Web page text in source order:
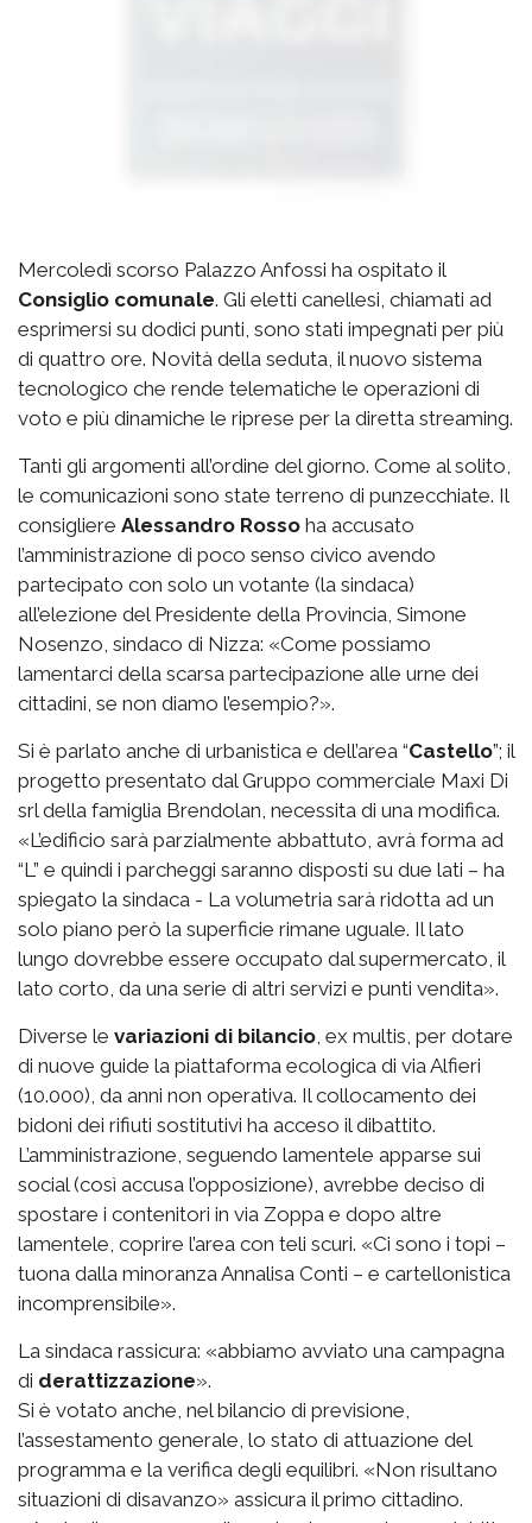
Mercoledì scorso Palazzo Anfossi ha ospitato il
Consiglio comunale. Gli eletti canellesi, chiamati ad
esprimersi su dodici punti, sono stati impegnati per più
di quattro ore. Novità della seduta, il nuovo sistema
tecnologico che rende telematiche le operazioni di
voto e più dinamiche le riprese per la diretta streaming.
Tanti gli argomenti all’ordine del giorno. Come al solito,
le comunicazioni sono state terreno di punzecchiate. Il
consigliere Alessandro Rosso ha accusato
l’amministrazione di poco senso civico avendo
partecipato con solo un votante (la sindaca)
all’elezione del Presidente della Provincia, Simone
Nosenzo, sindaco di Nizza: «Come possiamo
lamentarci della scarsa partecipazione alle urne dei
cittadini, se non diamo l’esempio?».
Si è parlato anche di urbanistica e dell’area “Castello”; il
progetto presentato dal Gruppo commerciale Maxi Di
srl della famiglia Brendolan, necessita di una modifica.
«L’edificio sarà parzialmente abbattuto, avrà forma ad
“L” e quindi i parcheggi saranno disposti su due lati – ha
spiegato la sindaca - La volumetria sarà ridotta ad un
solo piano però la superficie rimane uguale. Il lato
lungo dovrebbe essere occupato dal supermercato, il
lato corto, da una serie di altri servizi e punti vendita».
Diverse le variazioni di bilancio , ex multis, per dotare
di nuove guide la piattaforma ecologica di via Alfieri
(10.000), da anni non operativa. Il collocamento dei
bidoni dei rifiuti sostitutivi ha acceso il dibattito.
L’amministrazione, seguendo lamentele apparse sui
social (così accusa l’opposizione), avrebbe deciso di
spostare i contenitori in via Zoppa e dopo altre
lamentele, coprire l’area con teli scuri. «Ci sono i topi –
tuona dalla minoranza Annalisa Conti – e cartellonistica
incomprensibile».
La sindaca rassicura: «abbiamo avviato una campagna
di derattizzazione».
Si è votato anche, nel bilancio di previsione,
l’assestamento generale, lo stato di attuazione del
programma e la verifica degli equilibri. «Non risultano
situazioni di disavanzo» assicura il primo cittadino.